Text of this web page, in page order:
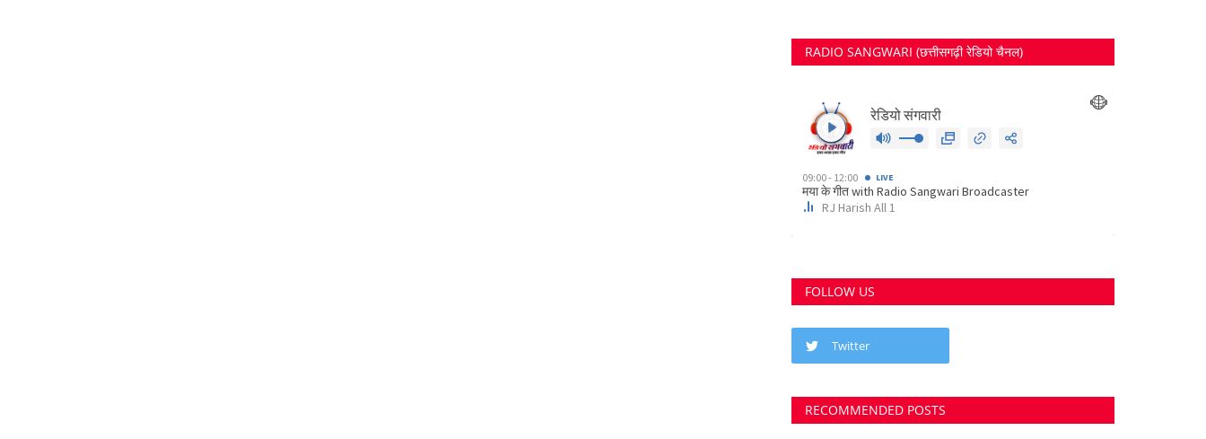
RADIO SANGWARI (छत्तीसगढ़ी रेडियो चैनल)
FOLLOW US
Twitter
RECOMMENDED POSTS